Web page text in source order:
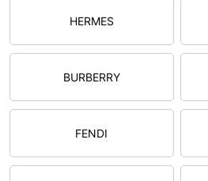
HERMES
BURBERRY
FENDI